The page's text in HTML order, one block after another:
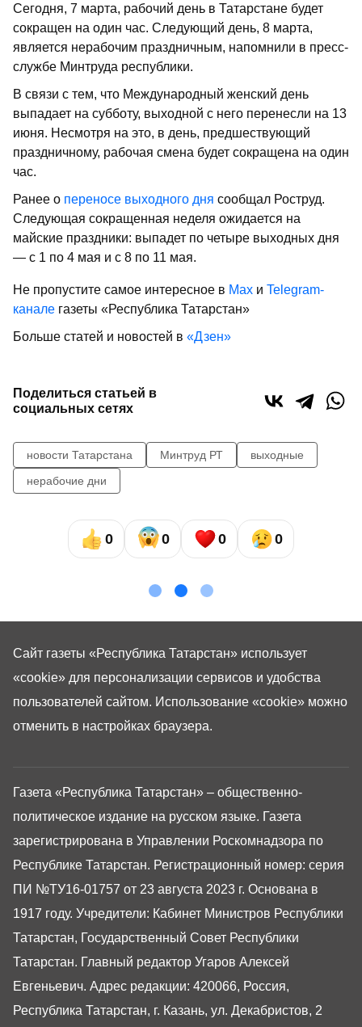
Сегодня, 7 марта, рабочий день в Татарстане будет
сокращен на один час. Следующий день, 8 марта,
является нерабочим праздничным, напомнили в пресс-
службе Минтруда республики.
В связи с тем, что Международный женский день
выпадает на субботу, выходной с него перенесли на 13
июня. Несмотря на это, в день, предшествующий
праздничному, рабочая смена будет сокращена на один
час.
Ранее о переносе выходного дня сообщал Роструд.
Следующая сокращенная неделя ожидается на
майские праздники: выпадет по четыре выходных дня
— с 1 по 4 мая и с 8 по 11 мая.
Не пропустите самое интересное в Max и Telegram-
канале газеты «Республика Татарстан»
Больше статей и новостей в «Дзен»
Поделиться статьей в
социальных сетях
новости Татарстана Минтруд РТ
выходные
нерабочие дни
0 0 0 0
Газета «Республика Татарстан» – общественно-
политическое издание на русском языке. Газета
зарегистрирована в Управлении Роскомнадзора по
Республике Татарстан. Регистрационный номер: серия
ПИ №ТУ16-01757 от 23 августа 2023 г. Основана в
1917 году. Учредители: Кабинет Министров Республики
Татарстан, Государственный Совет Республики
Татарстан. Главный редактор Угаров Алексей
Евгеньевич. Адрес редакции: 420066, Россия,
Республика Татарстан, г. Казань, ул. Декабристов, 2
Сайт газеты «Республика Татарстан» использует
«cookie» для персонализации сервисов и удобства
пользователей сайтом. Использование «cookie» можно
отменить в настройках браузера.